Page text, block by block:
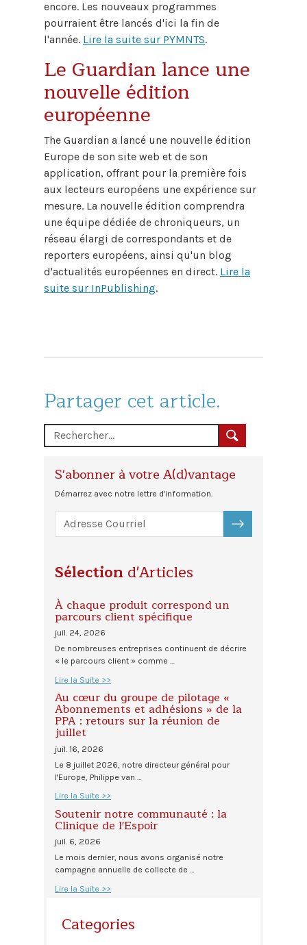
encore. Les nouveaux programmes
pourraient être lancés d'ici la fin de
l'année. Lire la suite sur PYMNTS.
Le Guardian lance une
nouvelle édition
européenne
The Guardian a lancé une nouvelle édition
Europe de son site web et de son
application, offrant pour la première fois
aux lecteurs européens une expérience sur
mesure. La nouvelle édition comprendra
une équipe dédiée de chroniqueurs, un
réseau élargi de correspondants et de
reporters européens, ainsi qu'un blog
d'actualités européennes en direct. Lire la
suite sur InPublishing.
Partager cet article.
S'abonner à votre A(d)vantage
Démarrez avec notre lettre d'information.
S'ABONNER
Sélection d'Articles
À chaque produit correspond un
parcours client spécifique
juil. 24, 2026
De nombreuses entreprises continuent de décrire
« le parcours client » comme …
Lire la Suite >>
Au cœur du groupe de pilotage «
Abonnements et adhésions » de la
PPA : retours sur la réunion de
juillet
juil. 16, 2026
Le 8 juillet 2026, notre directeur général pour
l'Europe, Philippe van …
Lire la Suite >>
Soutenir notre communauté : la
Clinique de l'Espoir
juil. 6, 2026
Le mois dernier, nous avons organisé notre
campagne annuelle de collecte de …
Lire la Suite >>
Categories